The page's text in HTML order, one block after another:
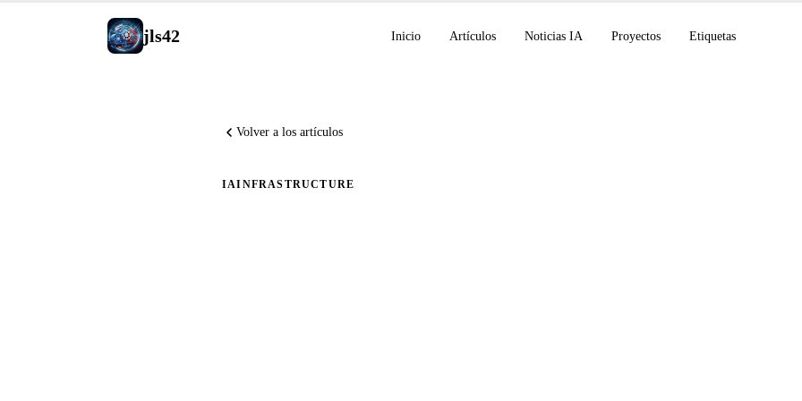
jls42 Inicio Artículos Noticias IA Proyectos Etiquetas
Volver a los artículos
IAINFRASTRUCTURE